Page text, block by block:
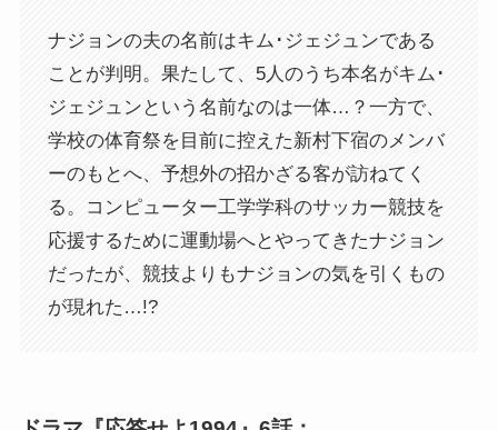
ナジョンの夫の名前はキム･ジェジュンである
ことが判明。果たして、5人のうち本名がキム･
ジェジュンという名前なのは一体…？一方で、
学校の体育祭を目前に控えた新村下宿のメンバ
ーのもとへ、予想外の招かざる客が訪ねてく
る。コンピューター工学学科のサッカー競技を
応援するために運動場へとやってきたナジョン
だったが、競技よりもナジョンの気を引くもの
が現れた…!?